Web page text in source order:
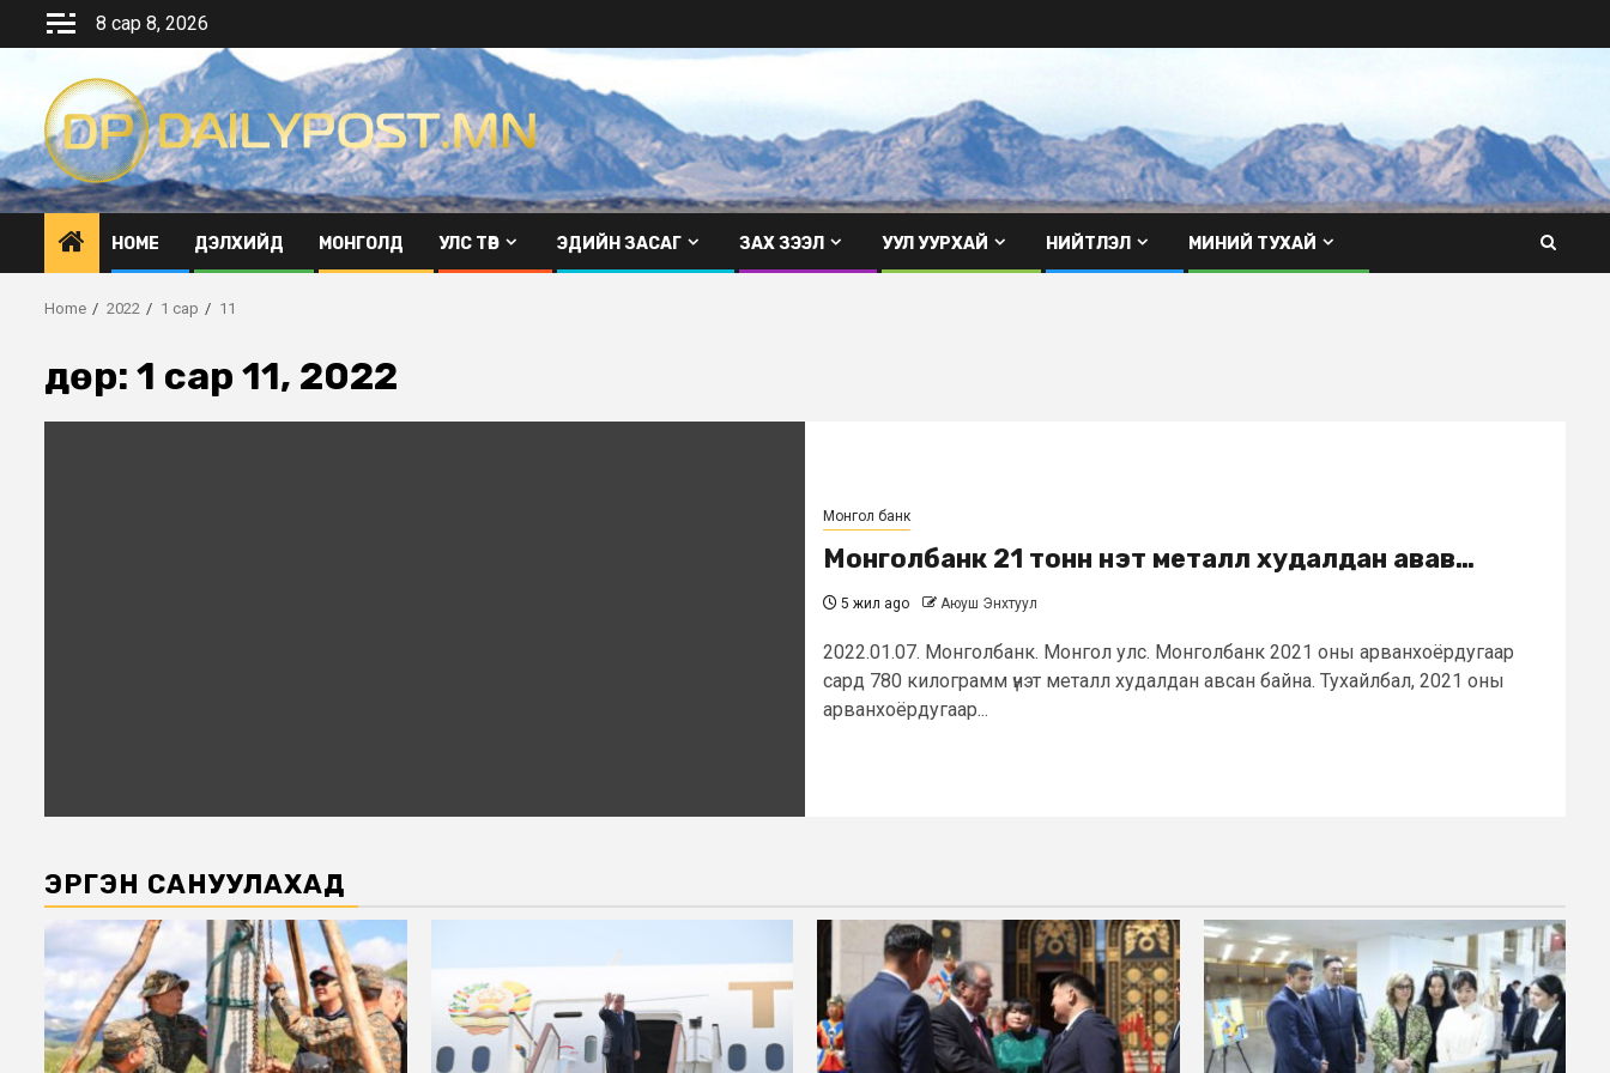
8 сар 8, 2026
HOME ДЭЛХИЙД МОНГОЛД УЛС ТӨР ЭДИЙН ЗАСАГ ЗАХ ЗЭЭЛ УУЛ УУРХАЙ НИЙТЛЭЛ МИНИЙ ТУХАЙ
Home 2022 1 сар 11
Өдөр: 1 сар 11, 2022
Монгол банк
Монголбанк 21 тонн үнэт металл худалдан авав…
5 жил ago Аюуш Энхтуул
2022.01.07. Монголбанк. Монгол улс. Монголбанк 2021 оны арванхоёрдугаар
сард 780 килограмм үнэт металл худалдан авсан байна. Тухайлбал, 2021 оны
арванхоёрдугаар...
ЭРГЭН САНУУЛАХАД